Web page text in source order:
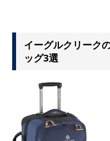
イーグルクリーク
ッグ3選